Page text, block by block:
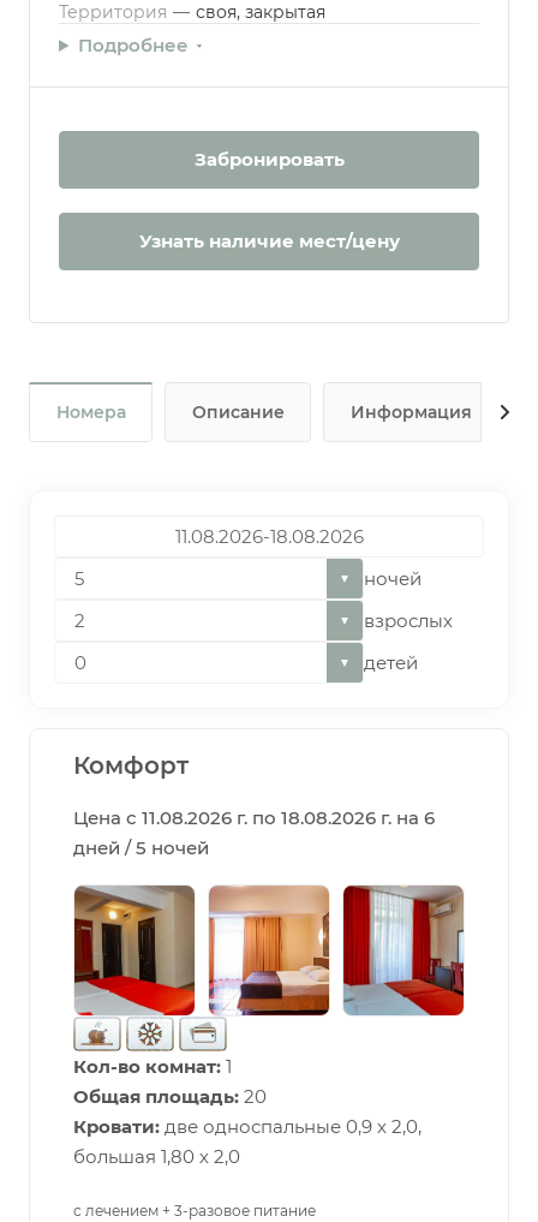
Территория — своя, закрытая
Подробнее
Забронировать
Узнать наличие мест/цену
Номера Описание Информация
▼ ночей
▼ взрослых
▼ детей
Комфорт
Цена с 11.08.2026 г. по 18.08.2026 г. на 6
дней / 5 ночей
Кол-во комнат: 1
Общая площадь: 20
Кровати: две односпальные 0,9 х 2,0,
большая 1,80 х 2,0
с лечением + 3-разовое питание